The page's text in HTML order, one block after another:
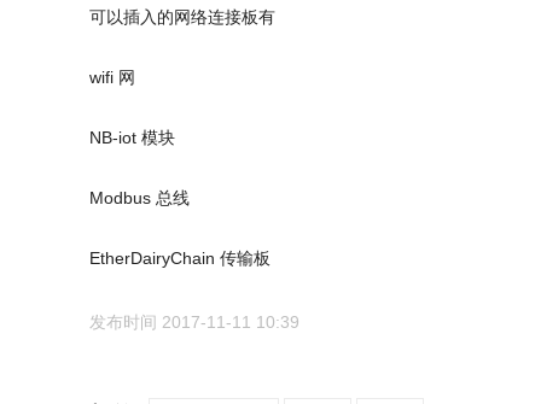
可以插入的网络连接板有
wifi 网
NB-iot 模块
Modbus 总线
EtherDairyChain 传输板
发布时间 2017-11-11 10:39